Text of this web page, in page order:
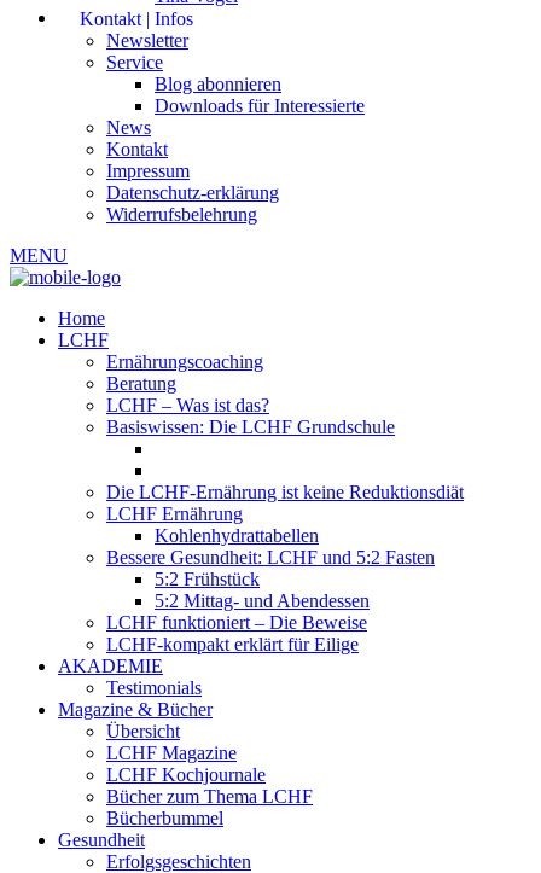
Kontakt | Infos
Newsletter
Service
Blog abonnieren
Downloads für Interessierte
News
Kontakt
Impressum
Datenschutz-erklärung
Widerrufsbelehrung
MENU
Home
LCHF
Ernährungscoaching
Beratung
LCHF – Was ist das?
Basiswissen: Die LCHF Grundschule
Die LCHF-Ernährung ist keine Reduktionsdiät
LCHF Ernährung
Kohlenhydrattabellen
Bessere Gesundheit: LCHF und 5:2 Fasten
5:2 Frühstück
5:2 Mittag- und Abendessen
LCHF funktioniert – Die Beweise
LCHF-kompakt erklärt für Eilige
AKADEMIE
Testimonials
Magazine & Bücher
Übersicht
LCHF Magazine
LCHF Kochjournale
Bücher zum Thema LCHF
Bücherbummel
Gesundheit
Erfolgsgeschichten